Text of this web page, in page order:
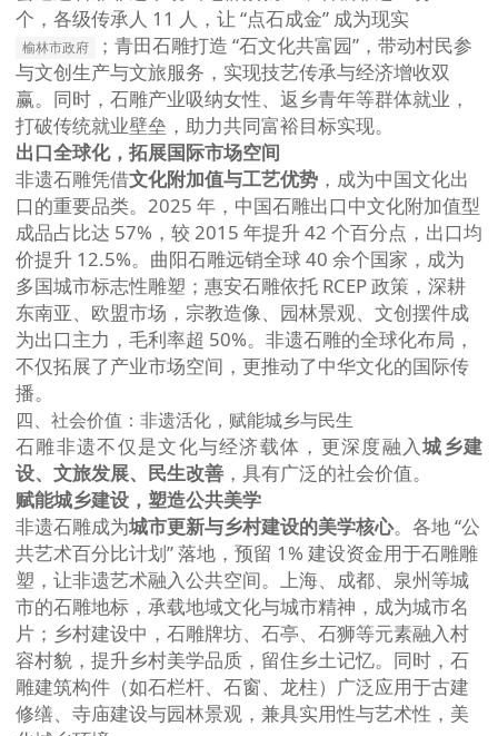
个，各级传承人 11 人，让 “点石成金” 成为现实
榆林市政府
；青田石雕打造 “石文化共富园”，带动村民参
与文创生产与文旅服务，实现技艺传承与经济增收双
赢。同时，石雕产业吸纳女性、返乡青年等群体就业，
打破传统就业壁垒，助力共同富裕目标实现。
出口全球化，拓展国际市场空间
非遗石雕凭借文化附加值与工艺优势 ，成为中国文化出
口的重要品类。2025 年，中国石雕出口中文化附加值型
成品占比达 57%，较 2015 年提升 42 个百分点，出口均
价提升 12.5%。曲阳石雕远销全球 40 余个国家，成为
多国城市标志性雕塑；惠安石雕依托 RCEP 政策，深耕
东南亚、欧盟市场，宗教造像、园林景观、文创摆件成
为出口主力，毛利率超 50%。非遗石雕的全球化布局，
不仅拓展了产业市场空间，更推动了中华文化的国际传
播。
四、社会价值：非遗活化，赋能城乡与民生
石雕非遗不仅是文化与经济载体，更深度融入城乡建
设、文旅发展、民生改善 ，具有广泛的社会价值。
赋能城乡建设，塑造公共美学
非遗石雕成为城市更新与乡村建设的美学核心。各地 “公
共艺术百分比计划” 落地，预留 1% 建设资金用于石雕雕
塑，让非遗艺术融入公共空间。上海、成都、泉州等城
市的石雕地标，承载地域文化与城市精神，成为城市名
片；乡村建设中，石雕牌坊、石亭、石狮等元素融入村
容村貌，提升乡村美学品质，留住乡土记忆。同时，石
雕建筑构件（如石栏杆、石窗、龙柱）广泛应用于古建
修缮、寺庙建设与园林景观，兼具实用性与艺术性，美